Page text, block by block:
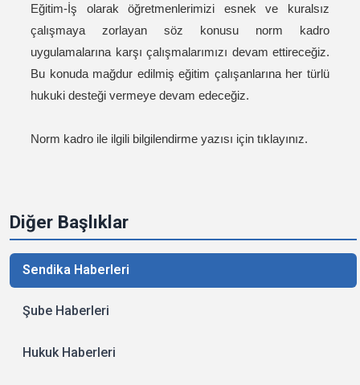
Diğer Başlıklar
Sendika Haberleri
Şube Haberleri
Hukuk Haberleri
Eğitim-İş olarak öğretmenlerimizi esnek ve kuralsız
çalışmaya zorlayan söz konusu norm kadro
uygulamalarına karşı çalışmalarımızı devam ettireceğiz.
Bu konuda mağdur edilmiş eğitim çalışanlarına her türlü
hukuki desteği vermeye devam edeceğiz.
Norm kadro ile ilgili bilgilendirme yazısı için tıklayınız.